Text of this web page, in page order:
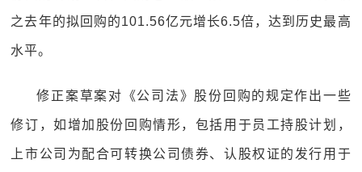
之去年的拟回购的101.56亿元增长6.5倍，达到历史最高
水平。
修正案草案对《公司法》股份回购的规定作出一些
修订，如增加股份回购情形，包括用于员工持股计划，
上市公司为配合可转换公司债券、认股权证的发行用于